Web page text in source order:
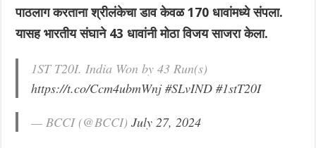
पाठलाग करताना श्रीलंकेचा डाव केवळ 170 धावांमध्ये संपला.
यासह भारतीय संघाने 43 धावांनी मोठा विजय साजरा केला.
1ST T20I. India Won by 43 Run(s)
https://t.co/Ccm4ubmWnj #SLvIND #1stT20I
— BCCI (@BCCI)July 27, 2024